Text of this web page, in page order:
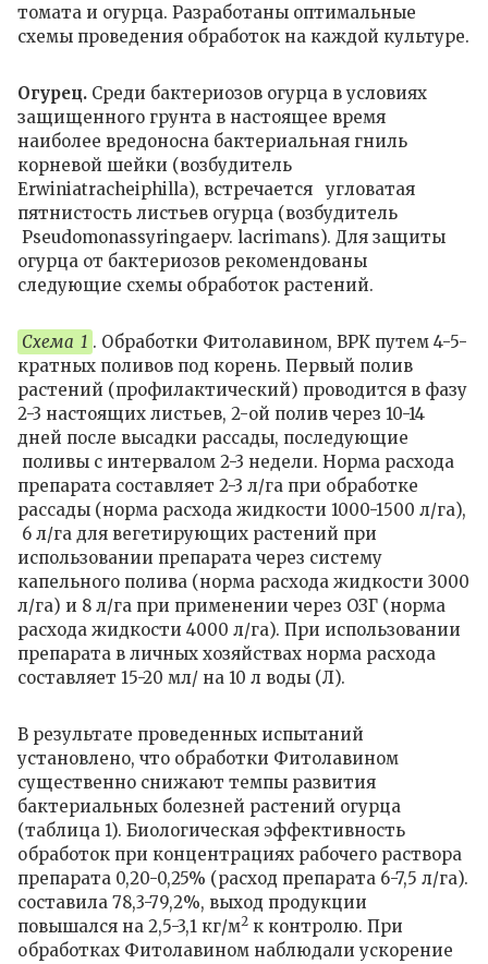
томата и огурца. Разработаны оптимальные
схемы проведения обработок на каждой культуре.
Огурец. Среди бактериозов огурца в условиях
защищенного грунта в настоящее время
наиболее вредоносна бактериальная гниль
корневой шейки (возбудитель
Erwiniatracheiphilla), встречается угловатая
пятнистость листьев огурца (возбудитель
Pseudomonassyringaepv. lacrimans). Для защиты
огурца от бактериозов рекомендованы
следующие схемы обработок растений.
Схема 1 . Обработки Фитолавином, ВРК путем 4-5-
кратных поливов под корень. Первый полив
растений (профилактический) проводится в фазу
2-3 настоящих листьев, 2-ой полив через 10-14
дней после высадки рассады, последующие
поливы с интервалом 2-3 недели. Норма расхода
препарата составляет 2-3 л/га при обработке
рассады (норма расхода жидкости 1000-1500 л/га),
6 л/га для вегетирующих растений при
использовании препарата через систему
капельного полива (норма расхода жидкости 3000
л/га) и 8 л/га при применении через ОЗГ (норма
расхода жидкости 4000 л/га). При использовании
препарата в личных хозяйствах норма расхода
составляет 15-20 мл/ на 10 л воды (Л).
В результате проведенных испытаний
установлено, что обработки Фитолавином
существенно снижают темпы развития
бактериальных болезней растений огурца
(таблица 1). Биологическая эффективность
обработок при концентрациях рабочего раствора
препарата 0,20-0,25% (расход препарата 6-7,5 л/га).
составила 78,3-79,2%, выход продукции
повышался на 2,5-3,1 кг/м2 к контролю. При
обработках Фитолавином наблюдали ускорение